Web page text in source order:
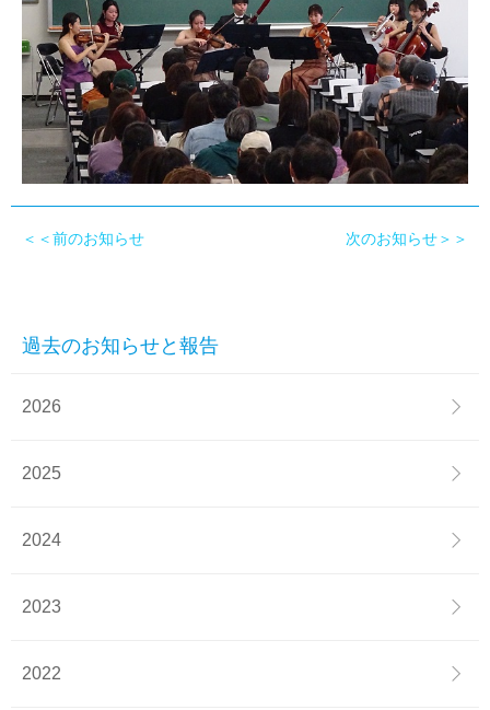
＜＜前のお知らせ 次のお知らせ＞＞
過去のお知らせと報告
2026
2025
2024
2023
2022